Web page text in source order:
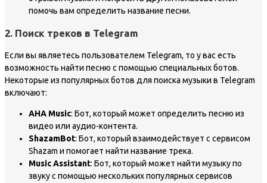
помочь вам определить название песни.
2. Поиск треков в Telegram
Если вы являетесь пользователем Telegram, то у вас есть
возможность найти песню с помощью специальных ботов.
Некоторые из популярных ботов для поиска музыки в Telegram
включают:
AHA Music: Бот, который может определить песню из
видео или аудио-контента.
ShazamBot: Бот, который взаимодействует с сервисом
Shazam и помогает найти название трека.
Music Assistant: Бот, который может найти музыку по
звуку с помощью нескольких популярных сервисов